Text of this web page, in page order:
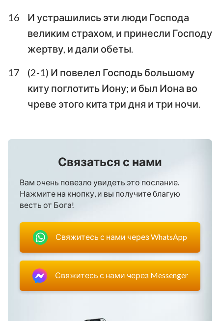
16
И устрашились эти люди Господа
великим страхом, и принесли Господу
жертву, и дали обеты.
17
(2-1) И повелел Господь большому
киту поглотить Иону; и был Иона во
чреве этого кита три дня и три ночи.
Связаться с нами
Вам очень повезло увидеть это послание.
Нажмите на кнопку, и вы получите благую
весть от Бога!
Свяжитесь с нами через WhatsApp
Свяжитесь с нами через Messenger